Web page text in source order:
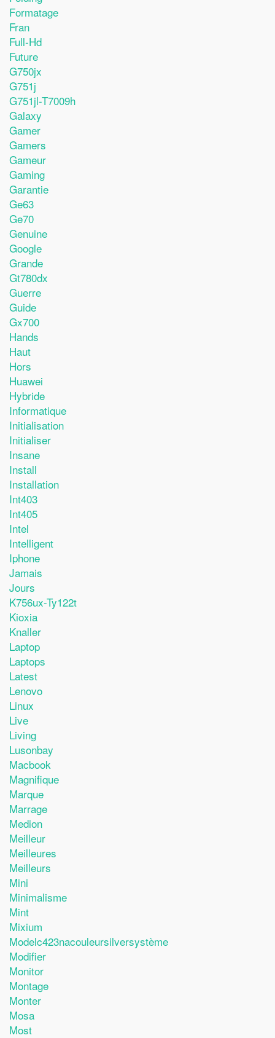
Formatage
Fran
Full-Hd
Future
G750jx
G751j
G751jl-T7009h
Galaxy
Gamer
Gamers
Gameur
Gaming
Garantie
Ge63
Ge70
Genuine
Google
Grande
Gt780dx
Guerre
Guide
Gx700
Hands
Haut
Hors
Huawei
Hybride
Informatique
Initialisation
Initialiser
Insane
Install
Installation
Int403
Int405
Intel
Intelligent
Iphone
Jamais
Jours
K756ux-Ty122t
Kioxia
Knaller
Laptop
Laptops
Latest
Lenovo
Linux
Live
Living
Lusonbay
Macbook
Magnifique
Marque
Marrage
Medion
Meilleur
Meilleures
Meilleurs
Mini
Minimalisme
Mint
Mixium
Modelc423nacouleursilversystème
Modifier
Monitor
Montage
Monter
Mosa
Most